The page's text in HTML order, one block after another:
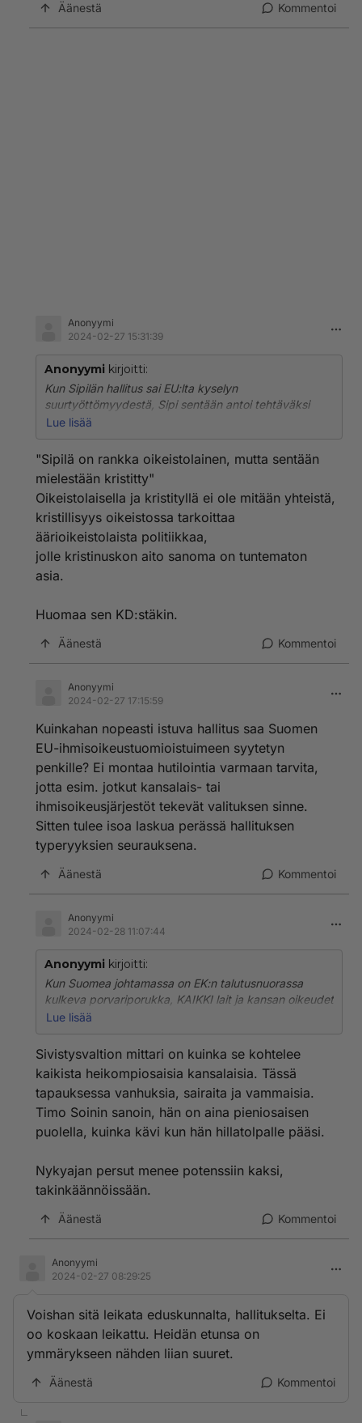
Äänestä Kommentoi
Anonyymi
2024-02-27 15:31:39
Anonyymi kirjoitti:
Kun Sipilän hallitus sai EU:lta kyselyn
suurtyöttömyydestä, Sipi sentään antoi tehtäväksi
päästää ikääntyneet työkyvyttömät kortistosta
Sipilä on rankka oikeistolainen, mutta sentään
mielestään kristitty, mikä saattoi hieman suitsia häntä
moraalittomilta ratkaisuilta. EK-orpopurreja ei estele
mikään.
Lue lisää
"Sipilä on rankka oikeistolainen, mutta sentään
mielestään kristitty"
Oikeistolaisella ja kristityllä ei ole mitään yhteistä,
kristillisyys oikeistossa tarkoittaa
äärioikeistolaista politiikkaa,
jolle kristinuskon aito sanoma on tuntematon
asia.
Huomaa sen KD:stäkin.
Äänestä Kommentoi
Anonyymi
2024-02-27 17:15:59
Kuinkahan nopeasti istuva hallitus saa Suomen
EU-ihmisoikeustuomioistuimeen syytetyn
penkille? Ei montaa hutilointia varmaan tarvita,
jotta esim. jotkut kansalais- tai
ihmisoikeusjärjestöt tekevät valituksen sinne.
Sitten tulee isoa laskua perässä hallituksen
typeryyksien seurauksena.
Äänestä Kommentoi
Anonyymi
2024-02-28 11:07:44
Anonyymi kirjoitti:
Kun Suomea johtamassa on EK:n talutusnuorassa
kulkeva porvariporukka, KAIKKI lait ja kansan oikeudet
ovat uhrattavissa.
Hallitus vain tuo laki toisensa jälkeen kansaan kansaan
kohdistuvia rankaisutoimia jos eivät suostu tekemään
niinkuin hallitus haluaa, VAIKKA nuo päätökset EIVÄT
ole hallitukselle kuuluva asia lainkaan, vaan monet
niistä päätöksistä ovat nimenomaan kansalaisten
100% päätösvallassa olevia asioita.
huomatessaan epäkohtia, koska Suomessa on jo nyt ja
ollut jo pitkään vuosikausia kaikenlaisia hallituksen
mielivaltaan perustuvia lainsäädäntöjä ja
viranomaiskäytäntöjä, jotka ovat suoraan lainvastaista
toimintaa kun etenkin Suomen kansainvälisiä
sopimuksia tarkastellaan, toki myös perustuslain
tarkoitukset selviää siinä samassa yhteydessä.
Suomalaisia käytännössä ryöstetään käyttäen siihen
välineenä porvarijoukkojen käytössä olevaa
valtiovaltaa, valtiolla ei kuitenkaan ole mitään oikeutta
käyttää valtiovaltaa VÄÄRIIN tarkoituksiin.
Vääriä tarkoituksia ovat esim. sellaiset tarkoitukset
Lue lisää
Sivistysvaltion mittari on kuinka se kohtelee
kaikista heikompiosaisia kansalaisia. Tässä
tapauksessa vanhuksia, sairaita ja vammaisia.
Timo Soinin sanoin, hän on aina pieniosaisen
puolella, kuinka kävi kun hän hillatolpalle pääsi.
Nykyajan persut menee potenssiin kaksi,
takinkäännöissään.
Äänestä Kommentoi
Anonyymi
2024-02-27 08:29:25
Voishan sitä leikata eduskunnalta, hallitukselta. Ei
oo koskaan leikattu. Heidän etunsa on
ymmärykseen nähden liian suuret.
Äänestä Kommentoi